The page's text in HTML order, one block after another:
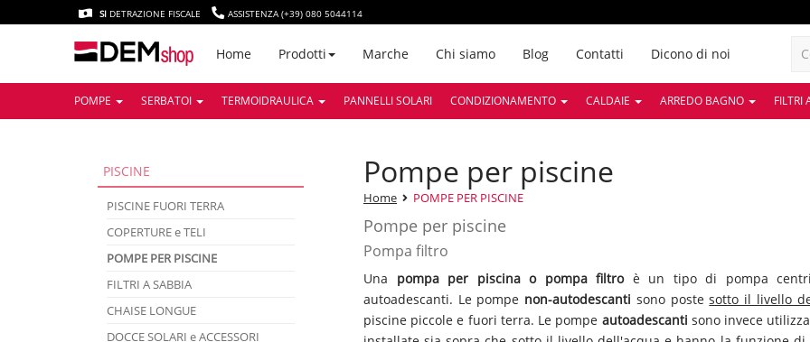
SI DETRAZIONE FISCALE ASSISTENZA (+39) 080 5044114
Home Prodotti Marche Chi siamo Blog Contatti Dicono di noi
POMPE SERBATOI TERMOIDRAULICA PANNELLI SOLARI CONDIZIONAMENTO CALDAIE ARREDO BAGNO FILTRI
PISCINE
PISCINE FUORI TERRA
COPERTURE e TELI
POMPE PER PISCINE
FILTRI A SABBIA
CHAISE LONGUE
DOCCE SOLARI e ACCESSORI
pompe per piscine
Home POMPE PER PISCINE
Pompe per piscine
Pompa filtro
Una pompa per piscina o pompa filtroè un tipo di pompa
autoadescanti. Le pompe non-autodescanti sono postesotto il livello
piscine piccole e fuori terra. Le pompe autoadescanti sono invece